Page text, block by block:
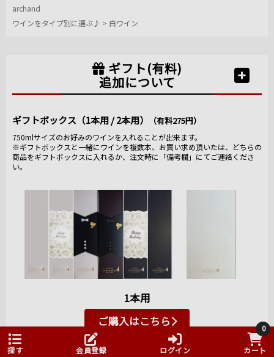
ルタン」。 優しい酸味と溶け込んだタンニンが柔らか
この地下セラーで最後のワイン「ボンヌマール」。 フ
ローラル＆フルーティー、華やかな香りと甘いフルー
らしい！
とにかく当店でも手に入らなかった希少なグランクリ
ュ（グランクリュは100％新樽使用だそうです）など沢
こんなに大盤振る舞いで試飲させているのでもしかし
のいいマルシャン氏です。
り、試飲とマルシ
マルシャン氏は、
これまでの経験を
生かしビオディナ
archand
ワインをタイプ別に選ぶ♪ > 白ワイン
ギフト(有料)
追加について
ギフトボックス（1本用 / 2本用） （有料275円）
750mlサイズのお好みのワインを入れることが出来ます。
※ギフトボックスと一緒にワインを複数本、お買い求め頂いたは、どちらの
商品をギフトボックスに入れるか、注文時に「備考欄」にてご連絡くださ
い。
1本用
ご購入はこちら
探す 会員登録 ログイン
0
カート